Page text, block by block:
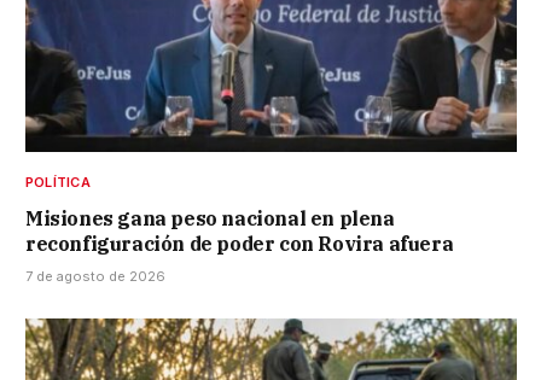
POLÍTICA
Misiones gana peso nacional en plena
reconfiguración de poder con Rovira afuera
7 de agosto de 2026